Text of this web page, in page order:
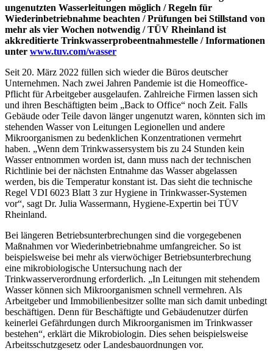
ungenutzten Wasserleitungen möglich / Regeln für
Wiederinbetriebnahme beachten / Prüfungen bei Stillstand von
mehr als vier Wochen notwendig / TÜV Rheinland ist
akkreditierte Trinkwasserprobeentnahmestelle / Informationen
unter www.tuv.com/wasser
Seit 20. März 2022 füllen sich wieder die Büros deutscher
Unternehmen. Nach zwei Jahren Pandemie ist die Homeoffice-
Pflicht für Arbeitgeber ausgelaufen. Zahlreiche Firmen lassen sich
und ihren Beschäftigten beim „Back to Office“ noch Zeit. Falls
Gebäude oder Teile davon länger ungenutzt waren, könnten sich im
stehenden Wasser von Leitungen Legionellen und andere
Mikroorganismen zu bedenklichen Konzentrationen vermehrt
haben. „Wenn dem Trinkwassersystem bis zu 24 Stunden kein
Wasser entnommen worden ist, dann muss nach der technischen
Richtlinie bei der nächsten Entnahme das Wasser abgelassen
werden, bis die Temperatur konstant ist. Das sieht die technische
Regel VDI 6023 Blatt 3 zur Hygiene in Trinkwasser-Systemen
vor“, sagt Dr. Julia Wassermann, Hygiene-Expertin bei TÜV
Rheinland.
Bei längeren Betriebsunterbrechungen sind die vorgegebenen
Maßnahmen vor Wiederinbetriebnahme umfangreicher. So ist
beispielsweise bei mehr als vierwöchiger Betriebsunterbrechung
eine mikrobiologische Untersuchung nach der
Trinkwasserverordnung erforderlich. „In Leitungen mit stehendem
Wasser können sich Mikroorganismen schnell vermehren. Als
Arbeitgeber und Immobilienbesitzer sollte man sich damit unbedingt
beschäftigen. Denn für Beschäftigte und Gebäudenutzer dürfen
keinerlei Gefährdungen durch Mikroorganismen im Trinkwasser
bestehen“, erklärt die Mikrobiologin. Dies sehen beispielsweise
Arbeitsschutzgesetz oder Landesbauordnungen vor.